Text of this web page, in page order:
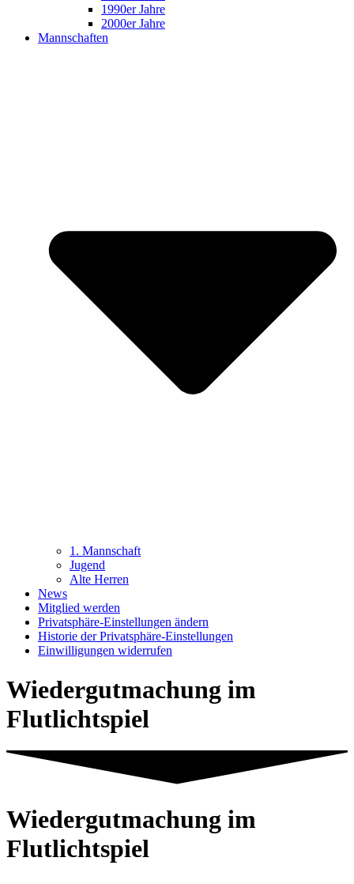
1990er Jahre
2000er Jahre
Mannschaften
1. Mannschaft
Jugend
Alte Herren
News
Mitglied werden
Privatsphäre-Einstellungen ändern
Historie der Privatsphäre-Einstellungen
Einwilligungen widerrufen
Wiedergutmachung im
Flutlichtspiel
Wiedergutmachung im
Flutlichtspiel